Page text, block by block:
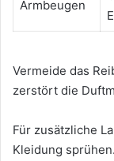
Armbeugen
Vermeide das
zerstört die
Für zusätzliche
Kleidung